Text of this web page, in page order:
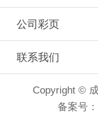
公司彩页
联系我们
Copyright ©
备案号：